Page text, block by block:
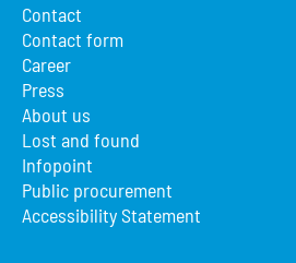
Contact
Contact form
Career
Press
About us
Lost and found
Infopoint
Public procurement
Accessibility Statement